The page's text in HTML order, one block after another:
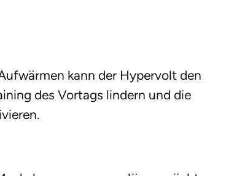
kann der Hypervolt den
des Vortags lindern und die